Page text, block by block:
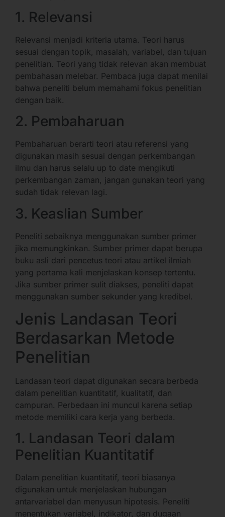
1. Relevansi
Relevansi menjadi kriteria utama. Teori harus
sesuai dengan topik, masalah, variabel, dan tujuan
penelitian. Teori yang tidak relevan akan membuat
pembahasan melebar. Pembaca juga dapat menilai
bahwa peneliti belum memahami fokus penelitian
dengan baik.
2. Pembaharuan
Pembaharuan berarti teori atau referensi yang
digunakan masih sesuai dengan perkembangan
ilmu dan harus selalu up to date mengikuti
perkembangan zaman, jangan gunakan teori yang
sudah tidak relevan lagi.
3. Keaslian Sumber
Peneliti sebaiknya menggunakan sumber primer
jika memungkinkan. Sumber primer dapat berupa
buku asli dari pencetus teori atau artikel ilmiah
yang pertama kali menjelaskan konsep tertentu.
Jika sumber primer sulit diakses, peneliti dapat
menggunakan sumber sekunder yang kredibel.
Jenis Landasan Teori
Berdasarkan Metode
Penelitian
Landasan teori dapat digunakan secara berbeda
dalam penelitian kuantitatif, kualitatif, dan
campuran. Perbedaan ini muncul karena setiap
metode memiliki cara kerja yang berbeda.
1. Landasan Teori dalam
Penelitian Kuantitatif
Dalam penelitian kuantitatif, teori biasanya
digunakan untuk menjelaskan hubungan
antarvariabel dan menyusun hipotesis. Peneliti
menentukan variabel, indikator, dan dugaan